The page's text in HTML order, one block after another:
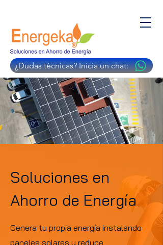
¿Dudas técnicas? Inicia un chat:
Soluciones en
Ahorro de Energía
Genera tu propia energía instalando
paneles solares y reduce